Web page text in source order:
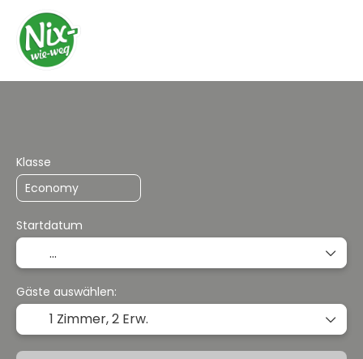
Klasse
Startdatum
Gäste auswählen:
1 Zimmer,2 Erw.